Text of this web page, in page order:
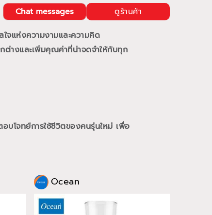
ดูร้านค้า
Chat messages
จแห่งความงามและความคิด
ต่างและเพิ่มคุณค่าที่น่าจดจำให้กับทุก
โจทย์การใช้ชีวิตของคนรุ่นใหม่ เพื่อ
Ocean